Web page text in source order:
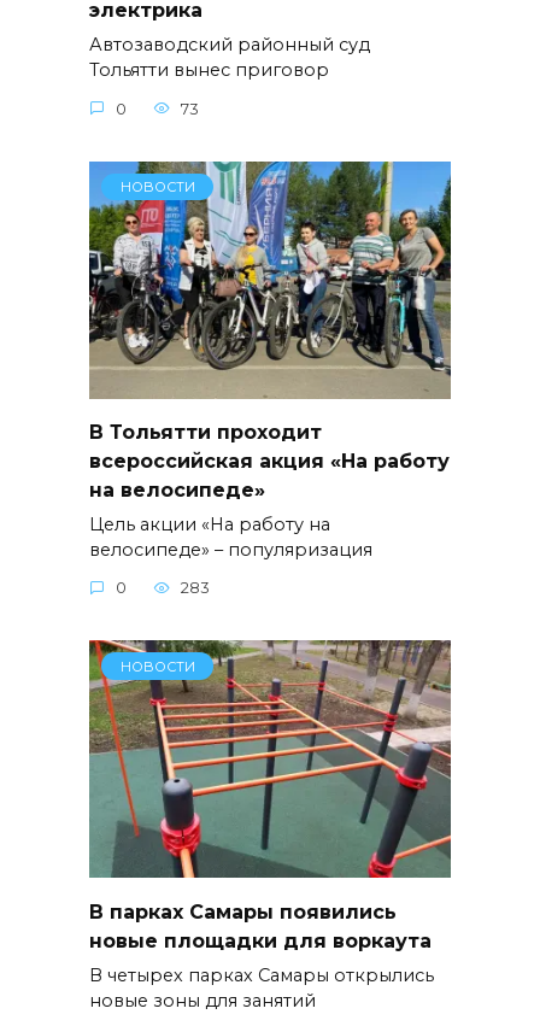
электрика
Автозаводский районный суд
Тольятти вынес приговор
0 73
НОВОСТИ
В Тольятти проходит
всероссийская акция «На работу
на велосипеде»
Цель акции «На работу на
велосипеде» – популяризация
0 283
НОВОСТИ
В парках Самары появились
новые площадки для воркаута
В четырех парках Самары открылись
новые зоны для занятий